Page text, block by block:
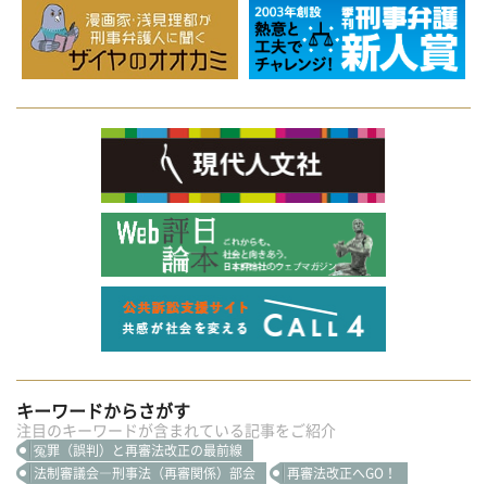
キーワードからさがす
注目のキーワードが含まれている記事をご紹介
冤罪（誤判）と再審法改正の最前線
法制審議会―刑事法（再審関係）部会
再審法改正へGO！